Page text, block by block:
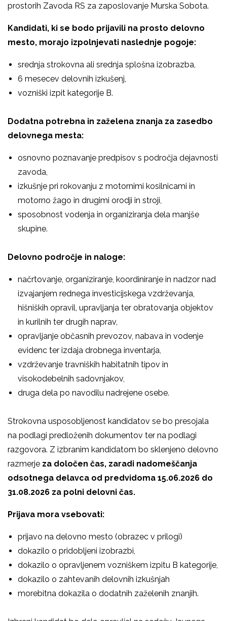
prostorih Zavoda RS za zaposlovanje Murska Sobota.
Kandidati, ki se bodo prijavili na prosto delovno
mesto, morajo izpolnjevati naslednje pogoje:
srednja strokovna ali srednja splošna izobrazba,
6 mesecev delovnih izkušenj,
vozniški izpit kategorije B.
Dodatna potrebna in zaželena znanja za zasedbo
delovnega mesta:
osnovno poznavanje predpisov s področja dejavnosti
zavoda,
izkušnje pri rokovanju z motornimi kosilnicami in
motorno žago in drugimi orodji in stroji,
sposobnost vodenja in organiziranja dela manjše
skupine.
Delovno področje in naloge:
načrtovanje, organiziranje, koordiniranje in nadzor nad
izvajanjem rednega investicijskega vzdrževanja,
hišniških opravil, upravljanja ter obratovanja objektov
in kurilnih ter drugih naprav,
opravljanje občasnih prevozov, nabava in vodenje
evidenc ter izdaja drobnega inventarja,
vzdrževanje travniških habitatnih tipov in
visokodebelnih sadovnjakov,
druga dela po navodilu nadrejene osebe.
Strokovna usposobljenost kandidatov se bo presojala
na podlagi predloženih dokumentov ter na podlagi
razgovora. Z izbranim kandidatom bo sklenjeno delovno
razmerje za določen čas, zaradi nadomeščanja
odsotnega delavca od predvidoma 15.06.2026 do
31.08.2026 za polni delovni čas.
Prijava mora vsebovati:
prijavo na delovno mesto (obrazec v prilogi)
dokazilo o pridobljeni izobrazbi,
dokazilo o opravljenem vozniškem izpitu B kategorije,
dokazilo o zahtevanih delovnih izkušnjah
morebitna dokazila o dodatnih zaželenih znanjih.